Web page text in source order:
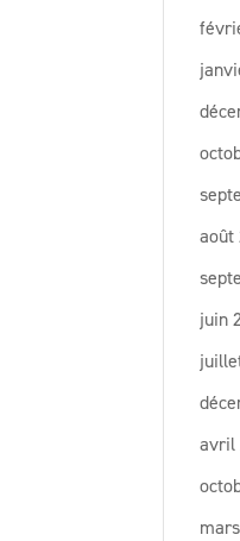
août
juin
avril